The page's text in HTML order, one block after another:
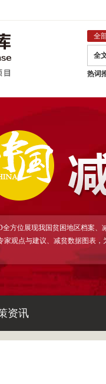
全
全
热词
全方位展现我国贫困地区档案
家观点与建议、减贫数据图表
资讯